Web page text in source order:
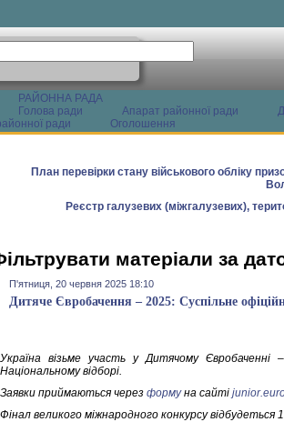
РАЙОННА РАДА
Голова ради
Апарат районної ради
ради
Оголошення
План перевірки стану військового обліку
Реєстр галузевих (міжгалузевих),
матеріали за
П'ятниця, 20 червня 2025 18:10
Дитяче Євробачення – 2025: Суспільне
Україна візьме участь у Дитячому Євробаченні
Національному відборі.
Заявки приймаються через формуна сайті
Фінал великого міжнародного конкурсу відбудеться